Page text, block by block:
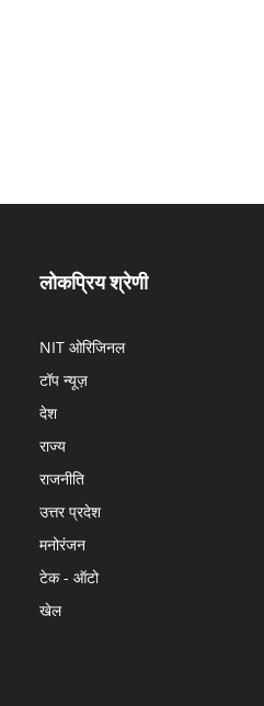
लोकप्रिय श्रेणी
NIT ओरिजिनल
टॉप न्यूज़
देश
राज्य
राजनीति
उत्तर प्रदेश
मनोरंजन
टेक - ऑटो
खेल